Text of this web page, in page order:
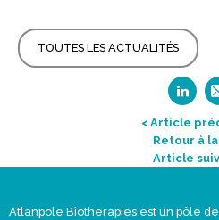
TOUTES LES ACTUALITÉS
< Article
Retour à
Article
Atlanpole Biotherapies est un pôle